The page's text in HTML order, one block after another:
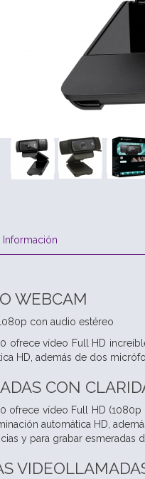
Información
WEBCAM
con audio estéreo
ofrece vídeo Full HD
HD, además de dos
CON
ofrece vídeo Full HD
automática HD,
y para grabar esmeradas